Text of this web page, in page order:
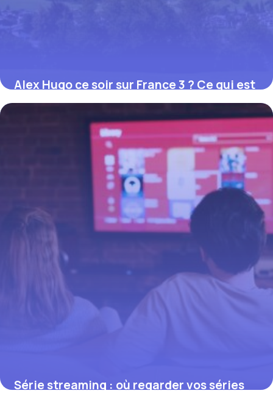
Alex Hugo ce soir sur France 3 ? Ce qui est
vraiment au programme ce 2 août 2026
Série streaming : où regarder vos séries